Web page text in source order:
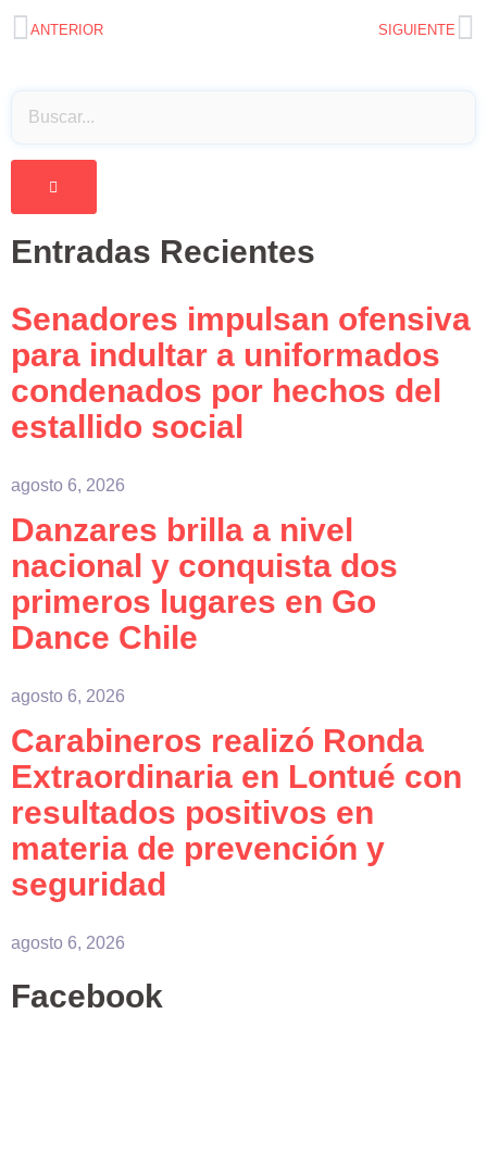
ANTERIOR SIGUIENTE
Entradas Recientes
Senadores impulsan ofensiva
para indultar a uniformados
condenados por hechos del
estallido social
agosto 6, 2026
Danzares brilla a nivel
nacional y conquista dos
primeros lugares en Go
Dance Chile
agosto 6, 2026
Carabineros realizó Ronda
Extraordinaria en Lontué con
resultados positivos en
materia de prevención y
seguridad
agosto 6, 2026
Facebook